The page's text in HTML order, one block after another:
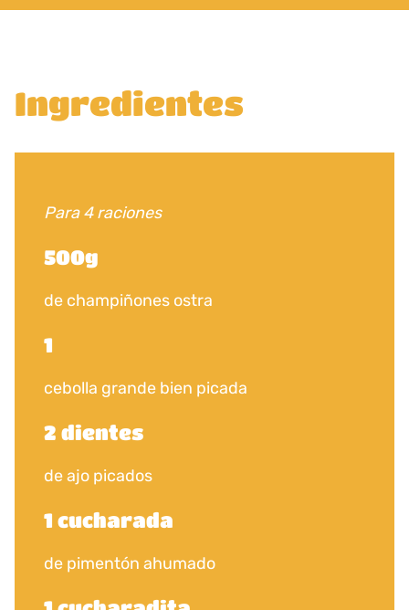
Ingredientes
Para 4 raciones
500g
de champiñones ostra
1
cebolla grande bien picada
2 dientes
de ajo picados
1 cucharada
de pimentón ahumado